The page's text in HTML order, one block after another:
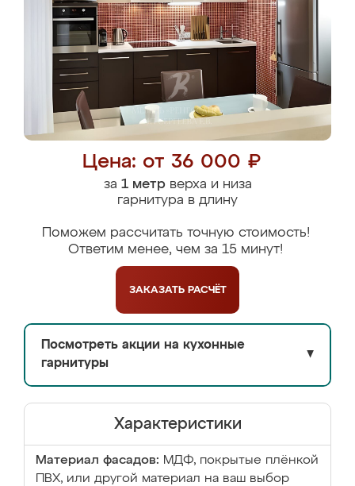
Цена: от 36 000 ₽
за 1 метрверха и низа
гарнитура в длину
Поможем рассчитать точную стоимость!
Ответим менее, чем за 15 минут!
ЗАКАЗАТЬ РАСЧЁТ
Посмотреть акции на кухонные
гарнитуры
▼
Характеристики
Материал фасадов: МДФ, покрытые плёнкой
ПВХ, или другой материал на ваш выбор